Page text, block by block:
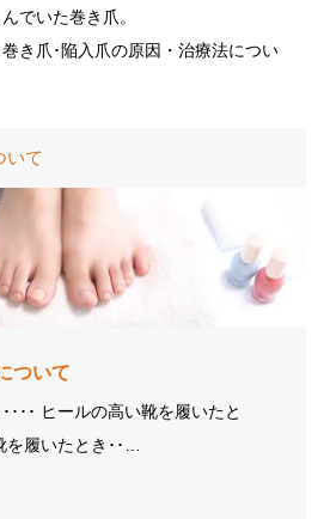
でいた巻き爪。
き爪･陥入爪の原因・治療法につい
いて
ついて
履いたと
い靴を履いたとき･･…